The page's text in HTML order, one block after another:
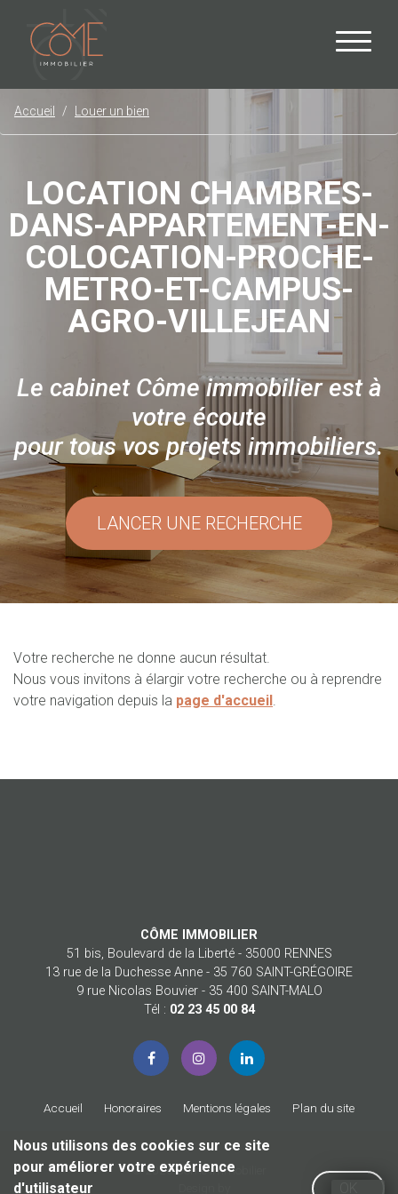
LOCATION CHAMBRES-
DANS-APPARTEMENT-EN-
COLOCATION-PROCHE-
METRO-ET-CAMPUS-
AGRO-VILLEJEAN
Le cabinet Côme immobilier est à
votre écoute
pour tous vos projets immobiliers.
LANCER UNE RECHERCHE
Accueil Louer un bien
Votre recherche ne donne aucun résultat.
Nous vous invitons à élargir votre recherche ou à reprendre
votre navigation depuis la page d'accueil.
Nous utilisons des cookies sur ce site
pour améliorer votre expérience
d'utilisateur
CÔME IMMOBILIER
51 bis, Boulevard de la Liberté - 35000 RENNES
13 rue de la Duchesse Anne - 35 760 SAINT-GRÉGOIRE
9 rue Nicolas Bouvier - 35 400 SAINT-MALO
Tél : 02 23 45 00 84
Accueil Honoraires Mentions légales Plan du site
© 2026 Côme Immobilier